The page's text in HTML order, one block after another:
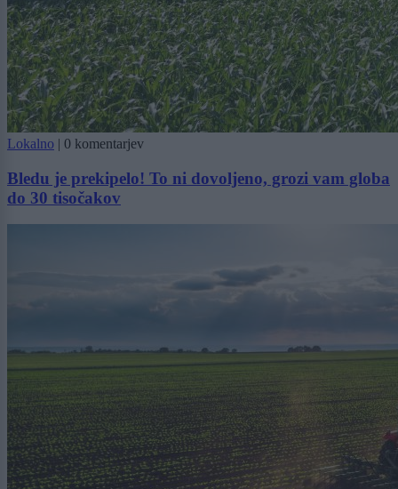
Lokalno | 0 komentarjev
Bledu je prekipelo! To ni dovoljeno, grozi vam globa
do 30 tisočakov